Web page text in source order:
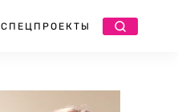
СПЕЦПРОЕКТЫ